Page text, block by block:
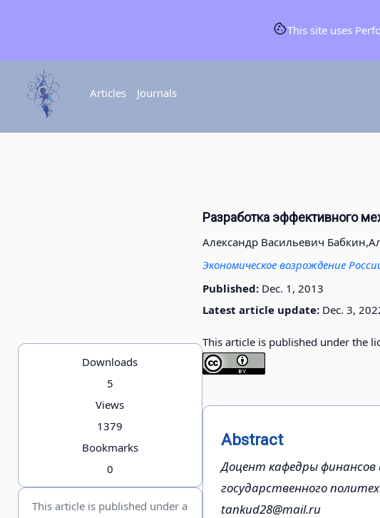
Articles Journals
Downloads
5
Views
1379
Bookmarks
0
This article is published under a
Разработка эффективного
Александр Васильевич Бабкин,
Экономическое возрождение
Published:Dec. 1, 2013
Latest article update:Dec. 3,
This article is published under the
Abstract
Доцент кафедры финансов
государственного
tankud28@mail.ru
This site uses